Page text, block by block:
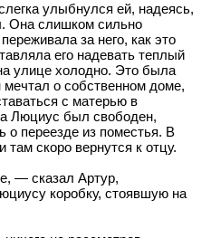
улыбнулся ей, надеясь,
Она слишком сильно
за него, как это
его надевать теплый
улице холодно. Это была
мечтал о собственном доме,
с матерью в
Люциус был свободен,
о переезде из поместья. В
там скоро вернутся к отцу.
— сказал Артур,
коробку, стоявшую на